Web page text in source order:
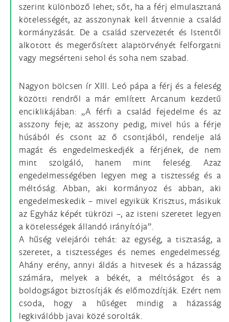
szerint különböző lehet; sőt, ha a férj elmulasztaná
kötelességét, az asszonynak kell átvennie a család
kormányzását. De a család szervezetét és Istentől
alkotott és megerősített alaptörvényét felforgatni
vagy megsérteni sehol és soha nem szabad.
Nagyon bölcsen ír XIII. Leó pápa a férj és a feleség
közötti rendről a már említett Arcanum kezdetű
enciklikájában: „A férfi a család fejedelme és az
asszony feje; az asszony pedig, mivel hús a férje
húsából és csont az ő csontjából, rendelje alá
magát és engedelmeskedjék a férjének, de nem
mint szolgáló, hanem mint feleség. Azaz
engedelmességében legyen meg a tisztesség és a
méltóság. Abban, aki kormányoz és abban, aki
engedelmeskedik – mivel egyikük Krisztus, másikuk
az Egyház képét tükrözi –, az isteni szeretet legyen
a kötelességek állandó irányítója”.
A hűség velejárói tehát: az egység, a tisztaság, a
szeretet, a tisztességes és nemes engedelmesség.
Ahány erény, annyi áldás a hitvesek és a házasság
számára, melyek a békét, a méltóságot és a
boldogságot biztosítják és előmozdítják. Ezért nem
csoda, hogy a hűséget mindig a házasság
legkiválóbb javai közé sorolták.